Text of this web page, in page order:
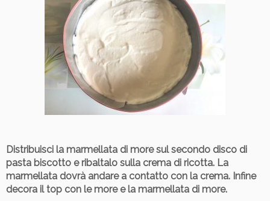
Distribuisci la marmellata di more sul secondo disco di
pasta biscotto e ribaltalo sulla crema di ricotta. La
marmellata dovrà andare a contatto con la crema. Infine
decora il top con le more e la marmellata di more.